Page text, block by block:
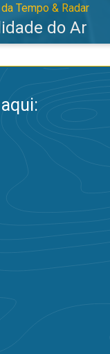
Tempo & Radar
do Ar